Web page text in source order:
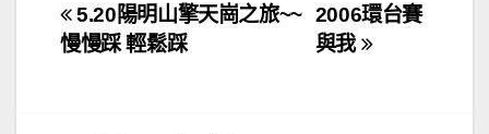
文
章
2006環台賽
與我
5.20陽明山擎天崗之旅~~
慢慢踩 輕鬆踩